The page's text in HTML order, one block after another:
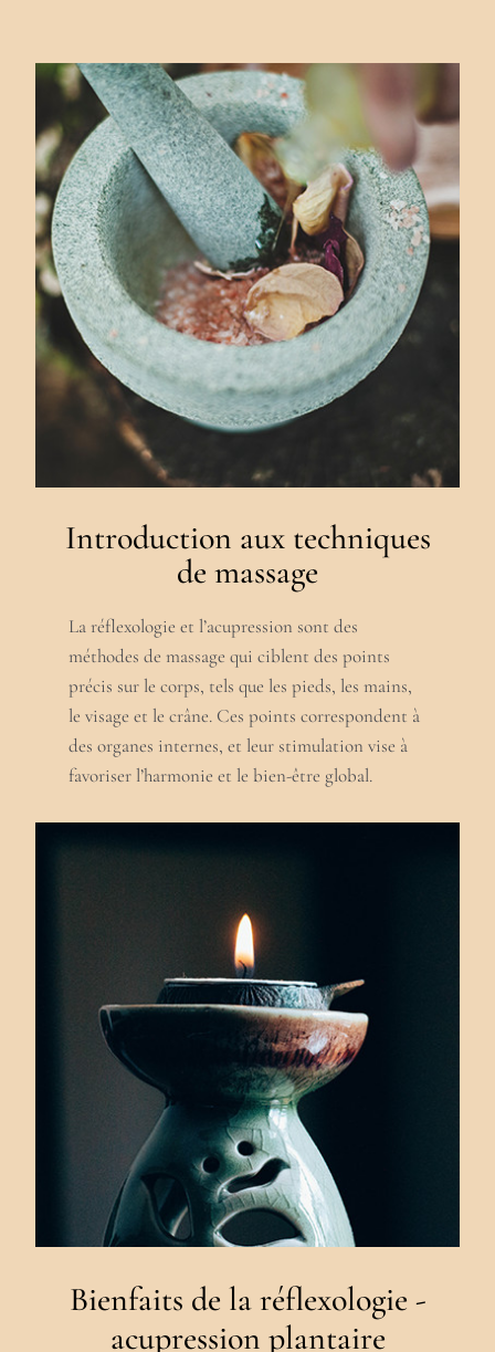
Introduction aux techniques
de massage
La réflexologie et l’acupression sont des
méthodes de massage qui ciblent des points
précis sur le corps, tels que les pieds, les mains,
le visage et le crâne. Ces points correspondent à
des organes internes, et leur stimulation vise à
favoriser l’harmonie et le bien-être global.
Bienfaits de la réflexologie -
acupression plantaire